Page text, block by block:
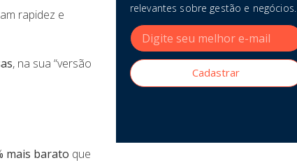
rapidez e
, na sua “versão
mais barato que
relevantes sobre gestão e negócios.
Cadastrar